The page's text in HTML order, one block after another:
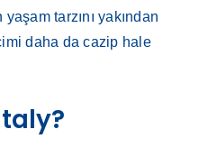
tarzını yakından
daha da cazip hale